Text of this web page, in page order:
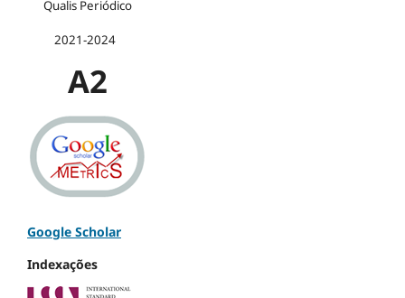
Qualis Periódico
2021-2024
A2
Google Scholar
Indexações